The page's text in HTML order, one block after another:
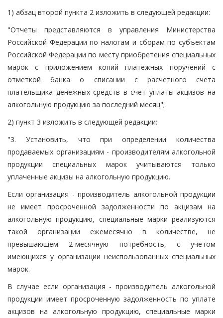
1) абзац второй пункта 2 изложить в следующей редакции:
"Отчеты представляются в управления Министерства
Российской Федерации по налогам и сборам по субъектам
Российской Федерации по месту приобретения специальных
марок с приложением копий платежных поручений с
отметкой банка о списании с расчетного счета
плательщика денежных средств в счет уплаты акцизов на
алкогольную продукцию за последний месяц";
2) пункт 3 изложить в следующей редакции:
"3. Установить, что при определении количества
продаваемых организациям - производителям алкогольной
продукции специальных марок учитываются только
уплаченные акцизы на алкогольную продукцию.
Если организация - производитель алкогольной продукции
не имеет просроченной задолженности по акцизам на
алкогольную продукцию, специальные марки реализуются
такой организации ежемесячно в количестве, не
превышающем 2-месячную потребность, с учетом
имеющихся у организации неиспользованных специальных
марок.
В случае если организация - производитель алкогольной
продукции имеет просроченную задолженность по уплате
акцизов на алкогольную продукцию, специальные марки